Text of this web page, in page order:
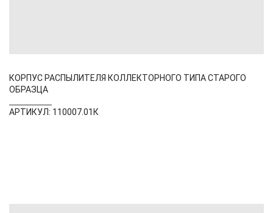
КОРПУС РАСПЫЛИТЕЛЯ КОЛЛЕКТОРНОГО ТИПА СТАРОГО
ОБРАЗЦА
АРТИКУЛ: 110007.01К